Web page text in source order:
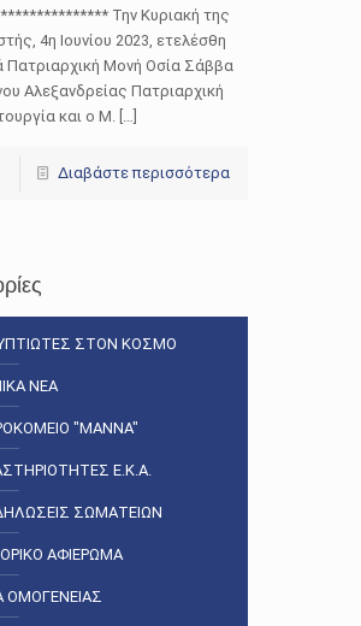
Την Κυριακή της
4η Ιουνίου 2023, ετελέσθη
Πατριαρχική Μονή Οσία Σάββα
Αλεξανδρείας Πατριαρχική
και ο Μ. […]
Διαβάστε περισσότερα
ΣΤΟΝ ΚΟΣΜΟ
ΝΕΑ
"ΜΑΝΝΑ"
Ε.Κ.Α.
ΣΩΜΑΤΕΙΩΝ
ΑΦΙΕΡΩΜΑ
ΟΜΟΓΕΝΕΙΑΣ